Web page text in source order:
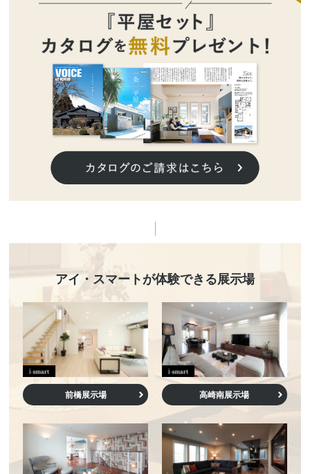
アイ・スマート が体験できる展示場
前橋展示場 高崎南展示場